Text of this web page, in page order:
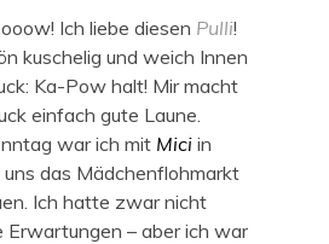
Ich liebe diesen Pulli!
kuschelig und weich Innen
Ka-Pow halt! Mir macht
einfach gute Laune.
war ich mit Mici in
das Mädchenflohmarkt
Ich hatte zwar nicht
Erwartungen – aber ich war